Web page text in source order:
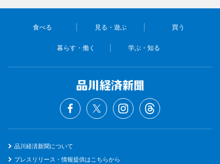
食べる 見る・遊ぶ 買う
暮らす・働く 学ぶ・知る
品川経済新聞について
プレスリリース・情報提供はこちらから